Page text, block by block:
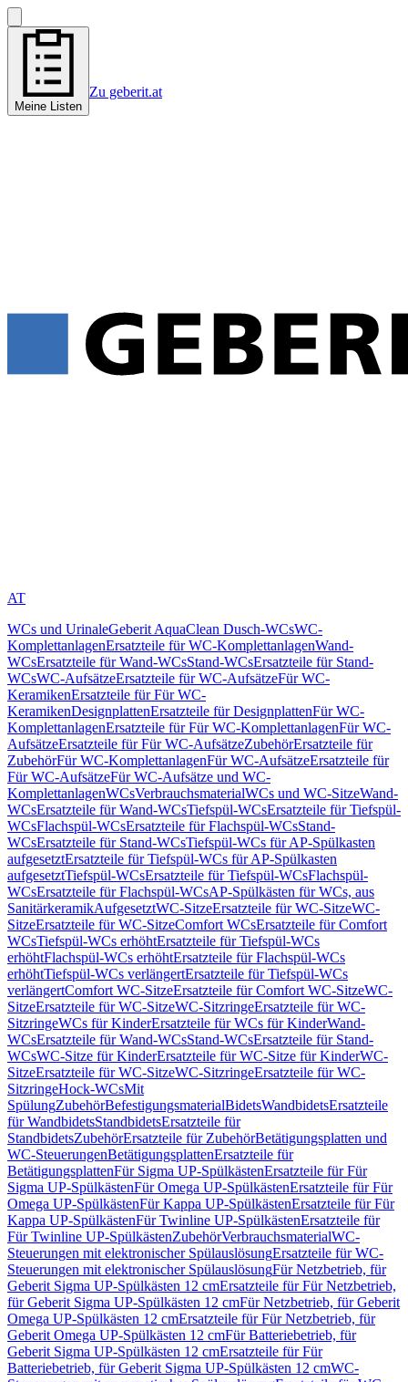
Meine Listen
Zu geberit.at
AT
WCs und UrinaleGeberit AquaClean Dusch-WCsWC-
KomplettanlagenErsatzteile für WC-KomplettanlagenWand-
WCsErsatzteile für Wand-WCsStand-WCsErsatzteile für Stand-
WCsWC-AufsätzeErsatzteile für WC-AufsätzeFür WC-
KeramikenErsatzteile für Für WC-
KeramikenDesignplattenErsatzteile für DesignplattenFür WC-
KomplettanlagenErsatzteile für Für WC-KomplettanlagenFür WC-
AufsätzeErsatzteile für Für WC-AufsätzeZubehörErsatzteile für
ZubehörFür WC-KomplettanlagenFür WC-AufsätzeErsatzteile für
Für WC-AufsätzeFür WC-Aufsätze und WC-
KomplettanlagenWCsVerbrauchsmaterialWCs und WC-SitzeWand-
WCsErsatzteile für Wand-WCsTiefspül-WCsErsatzteile für Tiefspül-
WCsFlachspül-WCsErsatzteile für Flachspül-WCsStand-
WCsErsatzteile für Stand-WCsTiefspül-WCs für AP-Spülkasten
aufgesetztErsatzteile für Tiefspül-WCs für AP-Spülkasten
aufgesetztTiefspül-WCsErsatzteile für Tiefspül-WCsFlachspül-
WCsErsatzteile für Flachspül-WCsAP-Spülkästen für WCs, aus
SanitärkeramikAufgesetztWC-SitzeErsatzteile für WC-SitzeWC-
SitzeErsatzteile für WC-SitzeComfort WCsErsatzteile für Comfort
WCsTiefspül-WCs erhöhtErsatzteile für Tiefspül-WCs
erhöhtFlachspül-WCs erhöhtErsatzteile für Flachspül-WCs
erhöhtTiefspül-WCs verlängertErsatzteile für Tiefspül-WCs
verlängertComfort WC-SitzeErsatzteile für Comfort WC-SitzeWC-
SitzeErsatzteile für WC-SitzeWC-SitzringeErsatzteile für WC-
SitzringeWCs für KinderErsatzteile für WCs für KinderWand-
WCsErsatzteile für Wand-WCsStand-WCsErsatzteile für Stand-
WCsWC-Sitze für KinderErsatzteile für WC-Sitze für KinderWC-
SitzeErsatzteile für WC-SitzeWC-SitzringeErsatzteile für WC-
SitzringeHock-WCsMit
SpülungZubehörBefestigungsmaterialBidetsWandbidetsErsatzteile
für WandbidetsStandbidetsErsatzteile für
StandbidetsZubehörErsatzteile für ZubehörBetätigungsplatten und
WC-SteuerungenBetätigungsplattenErsatzteile für
BetätigungsplattenFür Sigma UP-SpülkästenErsatzteile für Für
Sigma UP-SpülkästenFür Omega UP-SpülkästenErsatzteile für Für
Omega UP-SpülkästenFür Kappa UP-SpülkästenErsatzteile für Für
Kappa UP-SpülkästenFür Twinline UP-SpülkästenErsatzteile für
Für Twinline UP-SpülkästenZubehörVerbrauchsmaterialWC-
Steuerungen mit elektronischer SpülauslösungErsatzteile für WC-
Steuerungen mit elektronischer SpülauslösungFür Netzbetrieb, für
Geberit Sigma UP-Spülkästen 12 cmErsatzteile für Für Netzbetrieb,
für Geberit Sigma UP-Spülkästen 12 cmFür Netzbetrieb, für Geberit
Omega UP-Spülkästen 12 cmErsatzteile für Für Netzbetrieb, für
Geberit Omega UP-Spülkästen 12 cmFür Batteriebetrieb, für
Geberit Sigma UP-Spülkästen 12 cmErsatzteile für Für
Batteriebetrieb, für Geberit Sigma UP-Spülkästen 12 cmWC-